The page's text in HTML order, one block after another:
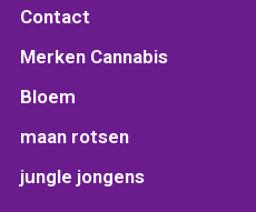
Contact
Merken Cannabis
Bloem
maan rotsen
jungle jongens